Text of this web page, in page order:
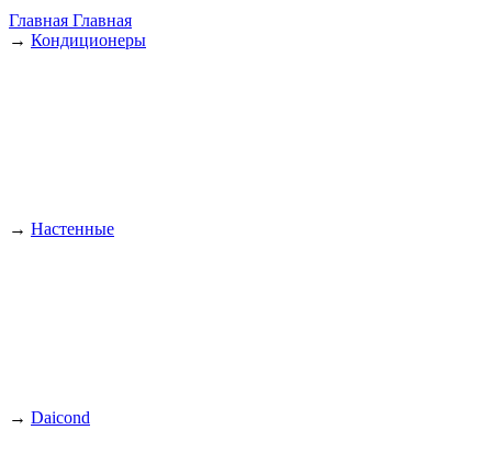
Главная Главная
→ Кондиционеры
→ Настенные
→ Daicond